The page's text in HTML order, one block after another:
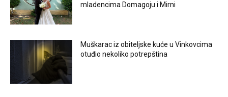
mladencima Domagoju i Mirni
Muškarac iz obiteljske kuće u Vinkovcima
otuđio nekoliko potrepština